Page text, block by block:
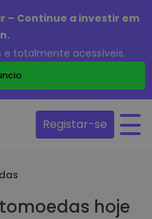
– Continue a investir em
e totalmente acessíveis.
Registar-se
hoje